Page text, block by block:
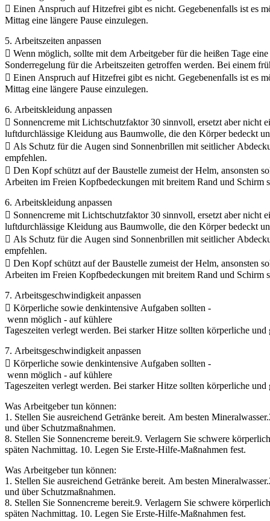
 Einen Anspruch auf Hitzefrei gibt es nicht. Gegebenenfalls ist es
Mittag eine längere Pause einzulegen.
5. Arbeitszeiten anpassen
 Wenn möglich, sollte mit dem Arbeitgeber für die heißen Tage eine
Sonderregelung für die Arbeitszeiten getroffen werden. Bei einem
 Einen Anspruch auf Hitzefrei gibt es nicht. Gegebenenfalls ist es
Mittag eine längere Pause einzulegen.
6. Arbeitskleidung anpassen
 Sonnencreme mit Lichtschutzfaktor 30 sinnvoll, ersetzt aber nicht
luftdurchlässige Kleidung aus Baumwolle, die den Körper bedeckt
 Als Schutz für die Augen sind Sonnenbrillen mit seitlicher
empfehlen.
 Den Kopf schützt auf der Baustelle zumeist der Helm, ansonsten
Arbeiten im Freien Kopfbedeckungen mit breitem Rand und Schirm
6. Arbeitskleidung anpassen
 Sonnencreme mit Lichtschutzfaktor 30 sinnvoll, ersetzt aber nicht
luftdurchlässige Kleidung aus Baumwolle, die den Körper bedeckt
 Als Schutz für die Augen sind Sonnenbrillen mit seitlicher
empfehlen.
 Den Kopf schützt auf der Baustelle zumeist der Helm, ansonsten
Arbeiten im Freien Kopfbedeckungen mit breitem Rand und Schirm
7. Arbeitsgeschwindigkeit anpassen
 Körperliche sowie denkintensive Aufgaben sollten ‐
wenn möglich ‐ auf kühlere
Tageszeiten verlegt werden. Bei starker Hitze sollten körperliche
7. Arbeitsgeschwindigkeit anpassen
 Körperliche sowie denkintensive Aufgaben sollten ‐
wenn möglich ‐ auf kühlere
Tageszeiten verlegt werden. Bei starker Hitze sollten körperliche
Was Arbeitgeber tun können:
1. Stellen Sie ausreichend Getränke bereit. Am besten
und über Schutzmaßnahmen.
8. Stellen Sie Sonnencreme bereit.9. Verlagern Sie schwere
späten Nachmittag. 10. Legen Sie Erste‐Hilfe‐Maßnahmen fest.
Was Arbeitgeber tun können:
1. Stellen Sie ausreichend Getränke bereit. Am besten
und über Schutzmaßnahmen.
8. Stellen Sie Sonnencreme bereit.9. Verlagern Sie schwere
späten Nachmittag. 10. Legen Sie Erste‐Hilfe‐Maßnahmen fest.